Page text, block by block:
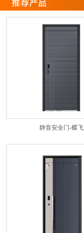
静音安全门-蝶飞